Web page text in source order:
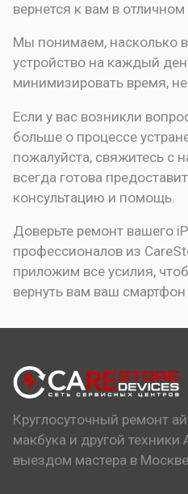
вернется к вам в
Мы понимаем, насколько
устройство на каждый
минимизировать время,
Если у вас возникли
больше о процессе
пожалуйста, свяжитесь с
всегда готова
консультацию и помощь.
Доверьте ремонт вашего
профессионалов из
приложим все усилия,
вернуть вам ваш
Круглосуточный ремонт
макбука и другой техники
выездом мастера в